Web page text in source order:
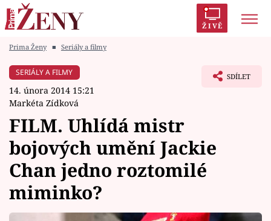
ŽIVĚ
Módní alarm
Témata
Celebrity
Vztahy
Prima Ženy ■ Seriály a filmy
SERIÁLY A FILMY
14. února 2014 15:21
Markéta Zídková
SDÍLET
FILM. Uhlídá mistr
bojových umění Jackie
Chan jedno roztomilé
miminko?